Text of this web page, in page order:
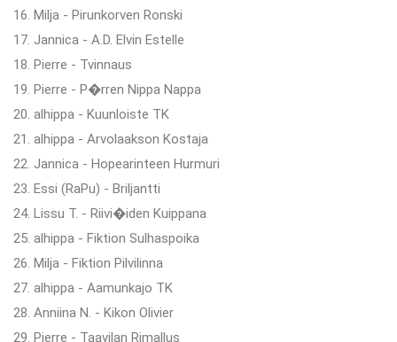
16. Milja - Pirunkorven Ronski
17. Jannica - A.D. Elvin Estelle
18. Pierre - Tvinnaus
19. Pierre - P�rren Nippa Nappa
20. alhippa - Kuunloiste TK
21. alhippa - Arvolaakson Kostaja
22. Jannica - Hopearinteen Hurmuri
23. Essi (RaPu) - Briljantti
24. Lissu T. - Riivi�iden Kuippana
25. alhippa - Fiktion Sulhaspoika
26. Milja - Fiktion Pilvilinna
27. alhippa - Aamunkajo TK
28. Anniina N. - Kikon Olivier
29. Pierre - Taavilan Rimallus